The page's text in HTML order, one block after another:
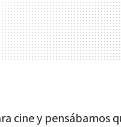
cine y pensábamos